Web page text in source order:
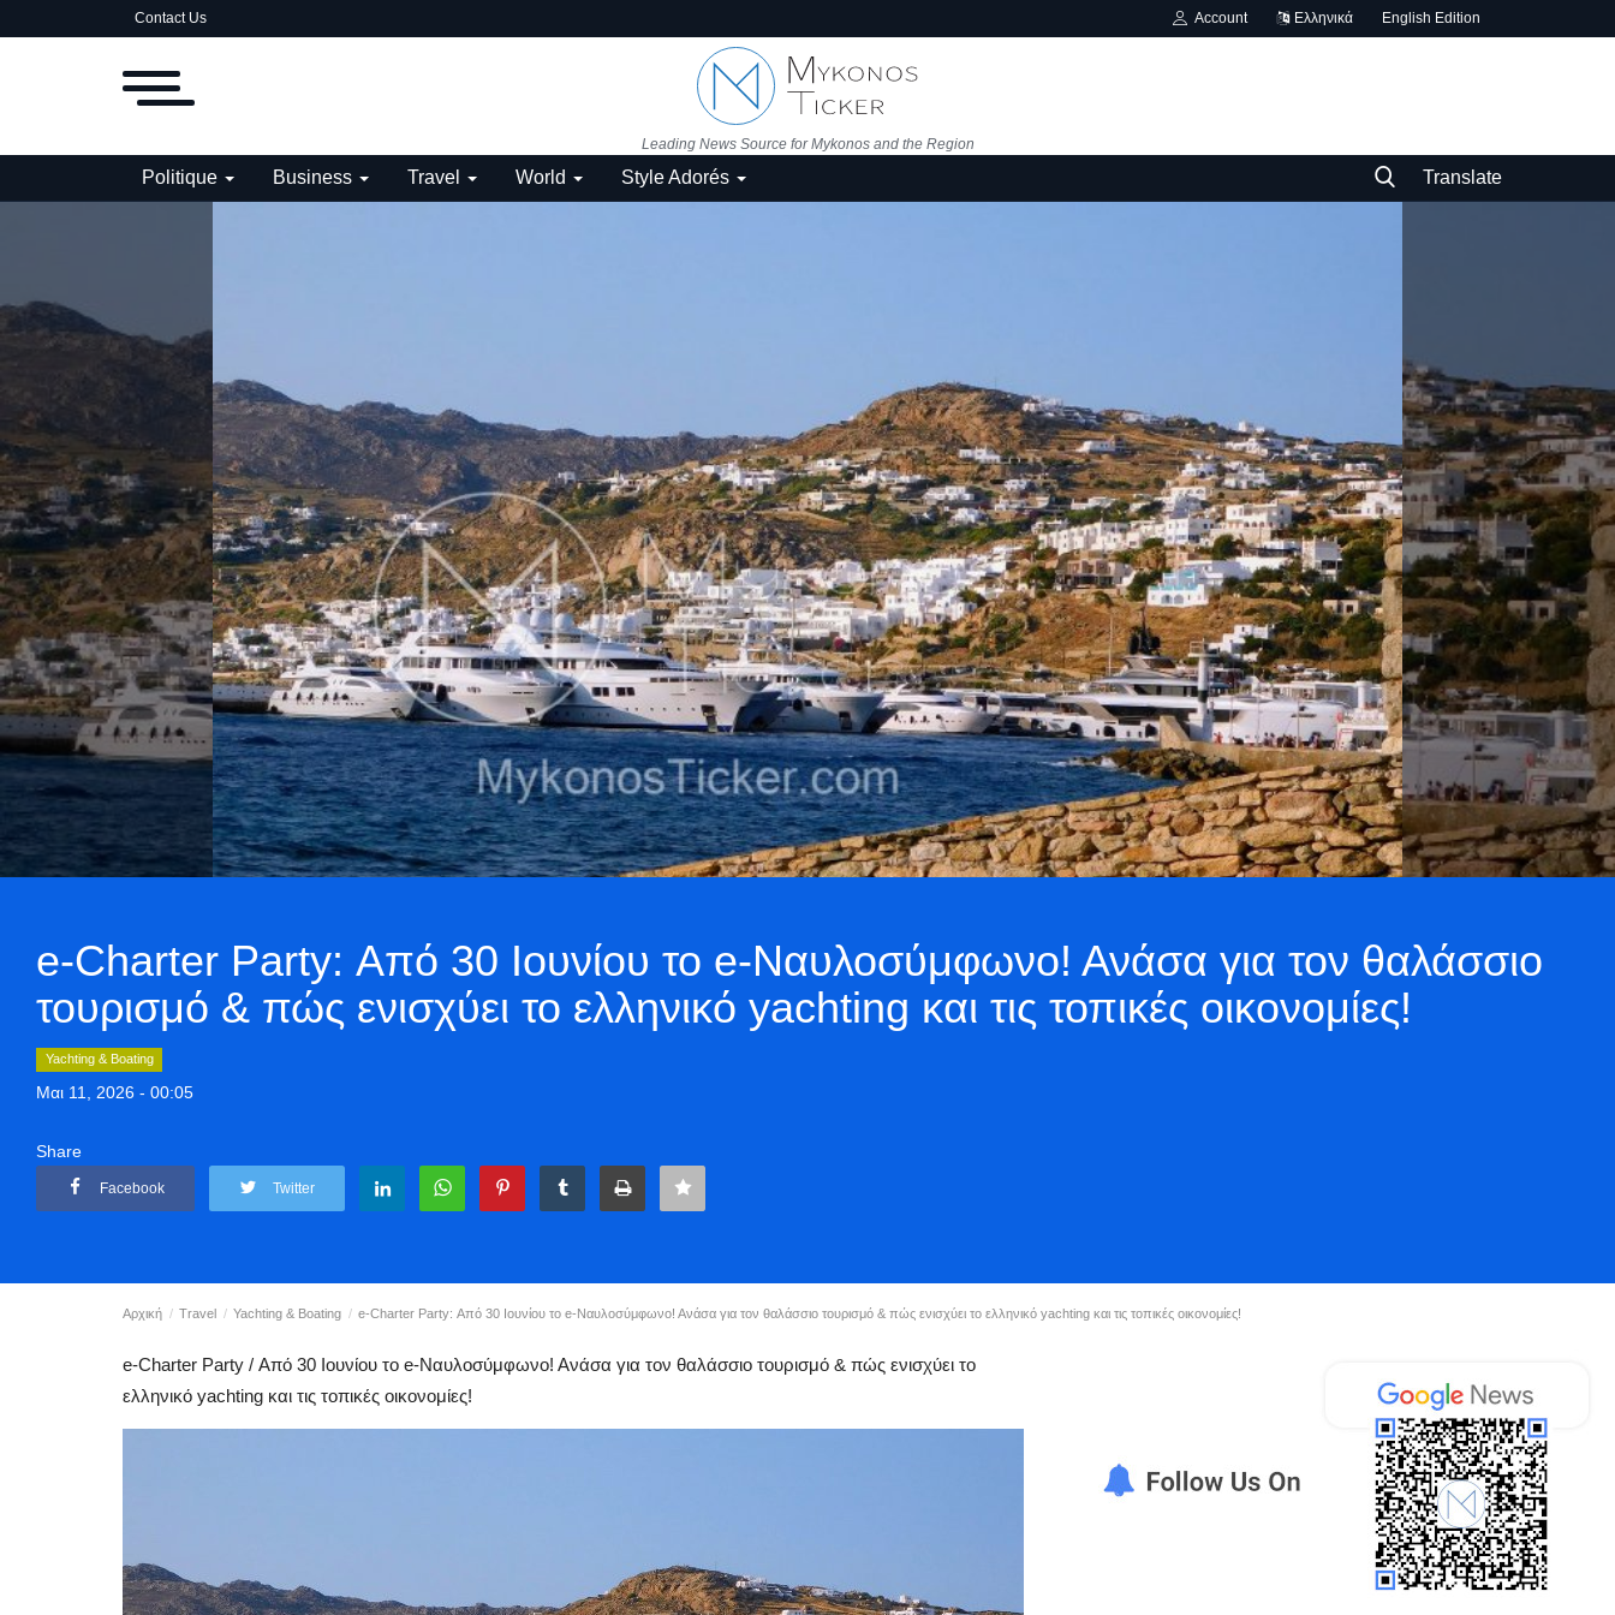
Contact Us Account Ελληνικά English Edition
Leading News Source for Mykonos and the Region
Politique Business Travel World Style Adorés Translate
e-Charter Party: Από 30 Ιουνίου το e-Ναυλοσύμφωνο! Ανάσα για τον θαλάσσιο
τουρισμό & πώς ενισχύει το ελληνικό yachting και τις τοπικές οικονομίες!
Yachting & Boating
Μαι 11, 2026 - 00:05
Share
Facebook Twitter
Αρχική Travel Yachting & Boating e-Charter Party: Από 30 Ιουνίου το e-Ναυλοσύμφωνο! Ανάσα για τον θαλάσσιο τουρισμό & πώς ενισχύει το ελληνικό yachting και τις τοπικές οικονομίες!
e-Charter Party / Από 30 Ιουνίου το e-Ναυλοσύμφωνο! Ανάσα για τον θαλάσσιο τουρισμό & πώς ενισχύει το
ελληνικό yachting και τις τοπικές οικονομίες!